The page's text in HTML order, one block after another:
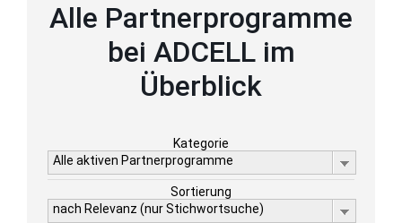
Alle Partnerprogramme
bei ADCELL im
Überblick
Kategorie
Alle aktiven Partnerprogramme
Sortierung
nach Relevanz (nur Stichwortsuche)